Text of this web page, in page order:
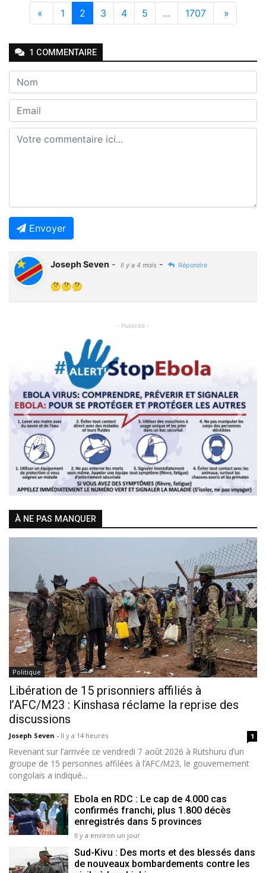
« 1 2 3 4 5 … 1707 »
1 COMMENTAIRE
Envoyer
Joseph Seven - Il y a 4 mois - Répondre
🤔🤔🤔
- Publicité -
Previous Next
À NE PAS MANQUER
Politique
Libération de 15 prisonniers affiliés à
l’AFC/M23 : Kinshasa réclame la reprise des
discussions
Joseph Seven - Il y a 14 heures 1
Revenant sur l’arrivée ce vendredi 7 août 2026 à Rutshuru d’un
groupe de 15 personnes affilées à l’AFC/M23, le gouvernement
congolais a indiqué...
Ebola en RDC : Le cap de 4.000 cas
confirmés franchi, plus 1.800 décès
enregistrés dans 5 provinces
Il y a environ un jour
Sud-Kivu : Des morts et des blessés dans
de nouveaux bombardements contre les